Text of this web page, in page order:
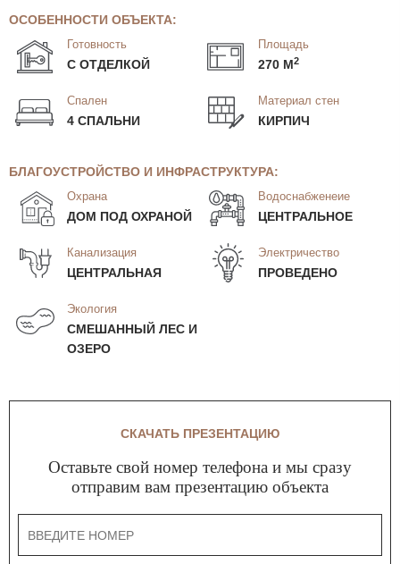
ОСОБЕННОСТИ ОБЪЕКТА:
Готовность
С ОТДЕЛКОЙ
Площадь
270 М2
Спален
4 СПАЛЬНИ
Материал стен
КИРПИЧ
БЛАГОУСТРОЙСТВО И ИНФРАСТРУКТУРА:
Охрана
ДОМ ПОД ОХРАНОЙ
Водоснабженеие
ЦЕНТРАЛЬНОЕ
Канализация
ЦЕНТРАЛЬНАЯ
Электричество
ПРОВЕДЕНО
Экология
СМЕШАННЫЙ ЛЕС И
ОЗЕРО
СКАЧАТЬ ПРЕЗЕНТАЦИЮ
Оставьте свой номер телефона и мы сразу
отправим вам презентацию объекта